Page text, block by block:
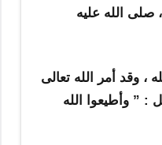
صلى الله عليه
، وقد أمر الله تعالى
: ” وأطيعوا الله